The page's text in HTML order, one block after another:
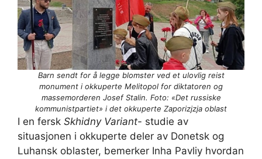
Barn sendt for å legge blomster ved et ulovlig reist
monument i okkuperte Melitopol for diktatoren og
massemorderen Josef Stalin. Foto: «Det russiske
kommunistpartiet» ​​i det okkuperte Zaporizjzja oblast
I en fersk Skhidny Variant- studie av
situasjonen i okkuperte deler av Donetsk og
Luhansk oblaster, bemerker Inha Pavliy hvordan